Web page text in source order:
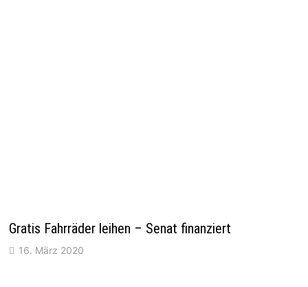
Gratis Fahrräder leihen – Senat finanziert
16. März 2020